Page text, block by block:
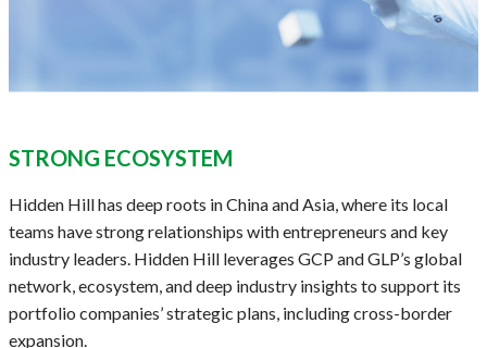
STRONG ECOSYSTEM
Hidden Hill has deep roots in China and Asia, where its local
teams have strong relationships with entrepreneurs and key
industry leaders. Hidden Hill leverages GCP and GLP’s global
network, ecosystem, and deep industry insights to support its
portfolio companies’ strategic plans, including cross-border
expansion.